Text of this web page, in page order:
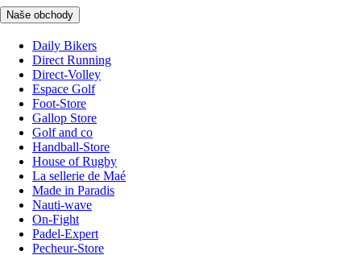
Naše obchody
Daily Bikers
Direct Running
Direct-Volley
Espace Golf
Foot-Store
Gallop Store
Golf and co
Handball-Store
House of Rugby
La sellerie de Maé
Made in Paradis
Nauti-wave
On-Fight
Padel-Expert
Pecheur-Store